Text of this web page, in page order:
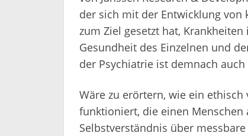
der sich mit der Entwicklung
zum Ziel gesetzt hat,
Gesundheit des Einzelnen und
der Psychiatrie ist demnach
Wäre zu erörtern, wie ein
funktioniert, die einen
Selbstverständnis über